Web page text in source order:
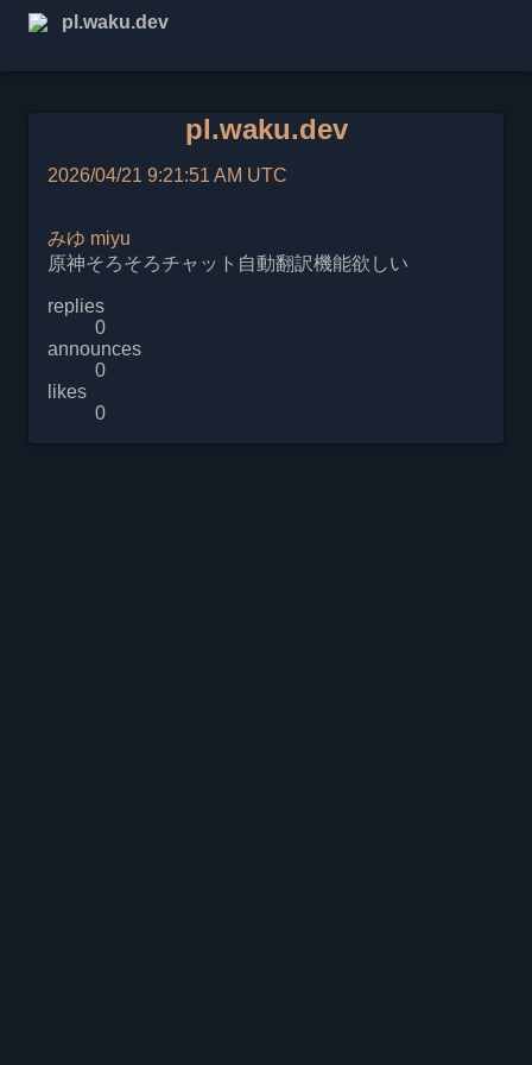
pl.waku.dev
pl.waku.dev
2026/04/21 9:21:51 AM UTC
みゆ miyu
原神そろそろチャット自動翻訳機能欲しい
replies
0
announces
0
likes
0